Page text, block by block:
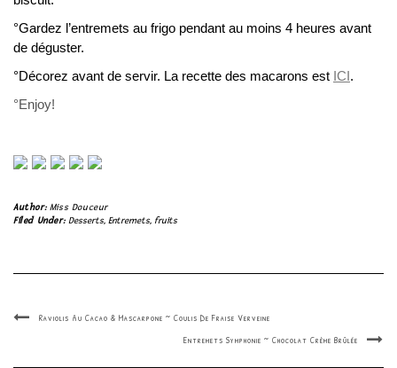
°Gardez l’entremets au frigo pendant au moins 4 heures avant
de déguster.
°Décorez avant de servir. La recette des macarons est ICI.
°Enjoy!
Author: Miss Douceur
Filed Under: Desserts, Entremets, fruits
Raviolis Au Cacao & Mascarpone ~ Coulis De Fraise Verveine
Entremets Symphonie ~ Chocolat Crème Brûlée